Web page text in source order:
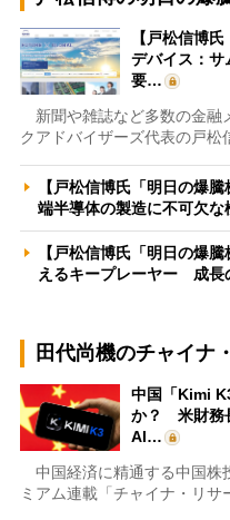
【戸松信博
デバイス：サ
要…
新聞や雑誌など多数の金融
クアドバイザーズ代表の戸松
【戸松信博氏「明日の爆
端半導体の製造に不可欠
【戸松信博氏「明日の爆
えるキープレーヤー 成
田代尚機のチャイナ
中国「Kimi
か？ 米財務
AI…
中国経済に精通する中国株
ミアム連載「チャイナ・リサ